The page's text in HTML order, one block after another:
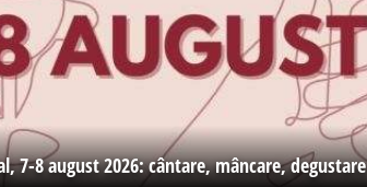
7-8 august 2026: cântare, mâncare, degustare